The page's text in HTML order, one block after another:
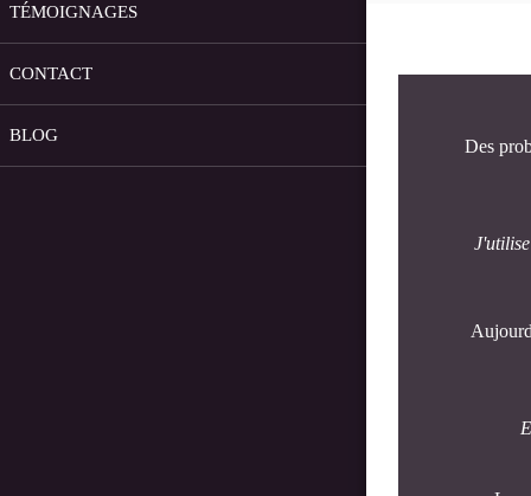
TÉMOIGNAGES
CONTACT
BLOG
Des